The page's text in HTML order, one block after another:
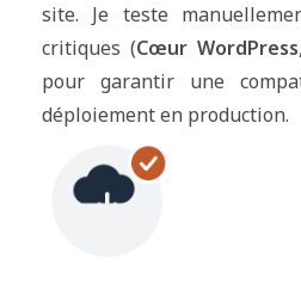
site. Je teste
critiques (Cœur WordPress
pour garantir une
déploiement en production.